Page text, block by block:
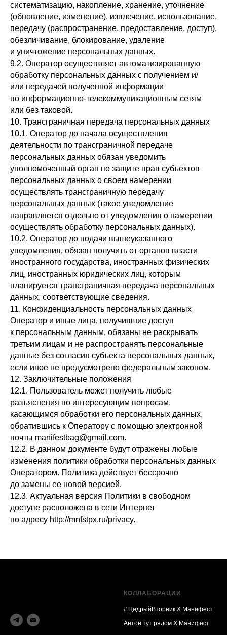
систематизацию, накопление, хранение, уточнение
(обновление, изменение), извлечение, использование,
передачу (распространение, предоставление, доступ),
обезличивание, блокирование, удаление
и уничтожение персональных данных.
9.2. Оператор осуществляет автоматизированную
обработку персональных данных с получением и/
или передачей полученной информации
по информационно-телекоммуникационным сетям
или без таковой.
10. Трансграничная передача персональных данных
10.1. Оператор до начала осуществления
деятельности по трансграничной передаче
персональных данных обязан уведомить
уполномоченный орган по защите прав субъектов
персональных данных о своем намерении
осуществлять трансграничную передачу
персональных данных (такое уведомление
направляется отдельно от уведомления о намерении
осуществлять обработку персональных данных).
10.2. Оператор до подачи вышеуказанного
уведомления, обязан получить от органов власти
иностранного государства, иностранных физических
лиц, иностранных юридических лиц, которым
планируется трансграничная передача персональных
данных, соответствующие сведения.
11. Конфиденциальность персональных данных
Оператор и иные лица, получившие доступ
к персональным данным, обязаны не раскрывать
третьим лицам и не распространять персональные
данные без согласия субъекта персональных данных,
если иное не предусмотрено федеральным законом.
12. Заключительные положения
12.1. Пользователь может получить любые
разъяснения по интересующим вопросам,
касающимся обработки его персональных данных,
обратившись к Оператору с помощью электронной
почты manifestbag@gmail.com.
12.2. В данном документе будут отражены любые
изменения политики обработки персональных данных
Оператором. Политика действует бессрочно
до замены ее новой версией.
12.3. Актуальная версия Политики в свободном
доступе расположена в сети Интернет
по адресу http://mnfstpx.ru/privacy.
КОЛЛАБОРАЦИИ
#ЩедрыйВторник Х Манифест
Антон тут рядом Х Манифест